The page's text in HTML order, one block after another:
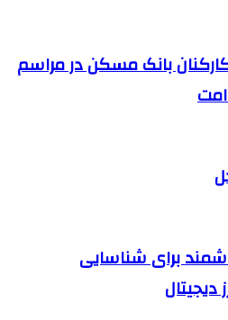
بانک مسکن در مراسم
برای شناسایی
دیجیتال